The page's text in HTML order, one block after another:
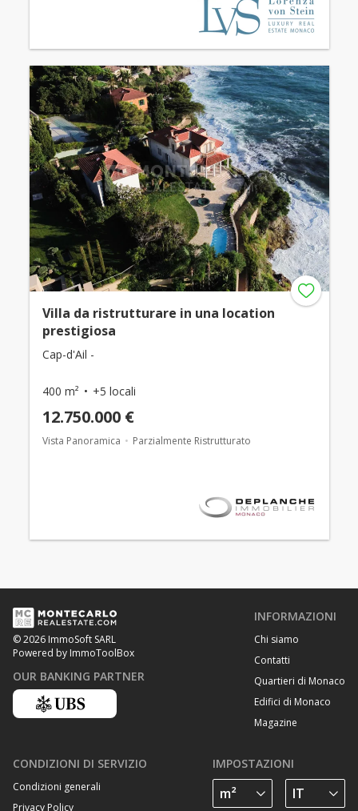
Villa da ristrutturare in una location
prestigiosa
Cap-d'Ail -
400 m² +5 locali
12.750.000 €
Vista Panoramica Parzialmente Ristrutturato
© 2026 ImmoSoft SARL
Powered by ImmoToolBox
OUR BANKING PARTNER
INFORMAZIONI
Chi siamo
Contatti
Quartieri di Monaco
Edifici di Monaco
Magazine
CONDIZIONI DI SERVIZIO
Condizioni generali
Privacy Policy
IMPOSTAZIONI